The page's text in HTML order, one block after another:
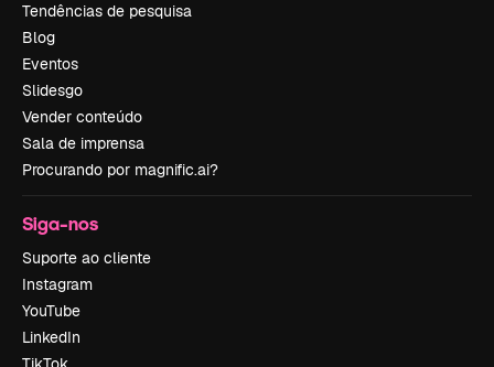
Tendências de pesquisa
Blog
Eventos
Slidesgo
Vender conteúdo
Sala de imprensa
Procurando por magnific.ai?
Siga-nos
Suporte ao cliente
Instagram
YouTube
LinkedIn